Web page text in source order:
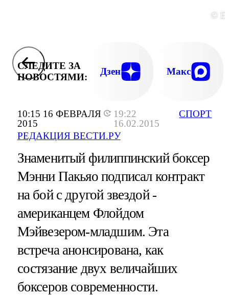
10:15 16 ФЕВРАЛЯ
2015
19:22
16.02.2015
РЕДАКЦИЯ ВЕСТИ.РУ
СПОРТ
©
СЛЕДИТЕ ЗА
НОВОСТЯМИ:
Дзен Макс
Знаменитый филиппинский боксер
Мэнни Пакьяо подписал контракт
на бой с другой звездой -
американцем Флойдом
Мэйвезером-младшим. Эта
встреча анонсирована, как
состязание двух величайших
боксеров современности.